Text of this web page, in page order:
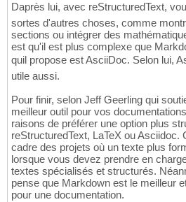
Daprès lui, avec reStructuredText,
sortes d'autres choses, comme
sections ou intégrer des
est qu'il est plus complexe que
quil propose est AsciiDoc. Selon lui,
utile aussi.
Pour finir, selon Jeff Geerling qui
meilleur outil pour vos
raisons de préférer une option plus
reStructuredText, LaTeX ou Asciidoc.
cadre des projets où un texte plus
lorsque vous devez prendre en
textes spécialisés et structurés.
pense que Markdown est le meilleur
pour une documentation.